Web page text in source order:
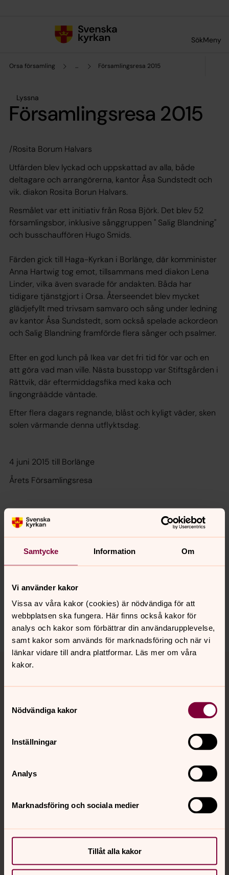
Samtycke Information Om
Vi använder kakor
Vissa av våra kakor (cookies) är nödvändiga för att
webbplatsen ska fungera. Här finns också kakor för
analys och kakor som förbättrar din användarupplevelse,
samt kakor som används för marknadsföring och när vi
länkar vidare till andra plattformar. Läs mer om våra
kakor.
Nödvändiga kakor
Inställningar
Analys
Marknadsföring och sociala medier
Tillåt alla kakor
SökMeny
Orsa församling ... Församlingsresa 2015
Lyssna
Församlingsresa 2015
/Rosita Borum Halvars
Utfärden blev lyckad och uppskattad av alla, både
deltagare och arrangörerna, kantor Åsa Sundstedt och
vik. diakon Rosita Borun Halvars.
Resmålet var ett initiativ från Rosa Björk. Det blev 52
församlingsbor, inklusive sånggruppen " Salig Blandning"
och busschauffören Hugo Smids.
Färden gick till Haga-Kyrkan i Borlänge, där komminister
Anna Hartwig tog emot, tillsammans med diakon Lena
Linder, vilka även svarade för andakten. Båda har
tidigare tjänstgjort i Orsa. Återseendet blev mycket
glädjefyllt med trivsam samvaro och sång under ledning
av kantor Åsa Sundstedt, som också spelade ackordeon
och Salig Blandning framförde flera sånger och psalmer.
Efter en god lunch på Ikea var det fri tid för var och en
att göra vad man ville. Nästa busstopp var Stiftsgården i
Rättvik, där eftermiddagsfika med kaka och
lingongräädde väntade.
Efter flera dagars regnande, blåst och kyligt väder, sken
solen värmande denna utflyktsdag.
4 juni 2015 till Borlänge
Årets Församlingsresa
Senast ändrad 1 februari 2022
Synpunkter eller frågor på sidans
orsa.forsamling@svenskakyrkan.se
Dela
Tillbaka till toppen
Tillbaka till innehållet
Kontakt
Kalender